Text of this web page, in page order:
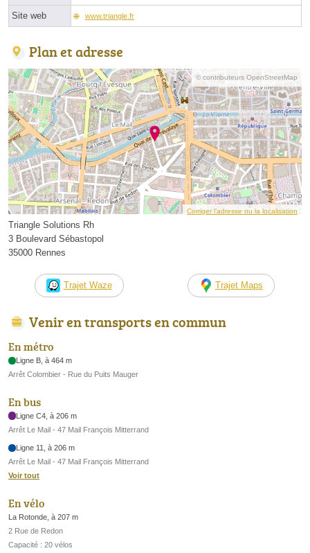
Site web www.triangle.fr
Plan et adresse
© contributeurs OpenStreetMap
Corriger l’adresse ou la localisation
Triangle Solutions Rh
3 Boulevard Sébastopol
35000 Rennes
Trajet Waze Trajet Maps
Venir en transports en commun
En métro
Ligne B, à 464 m
Arrêt Colombier - Rue du Puits Mauger
En bus
Ligne C4, à 206 m
Arrêt Le Mail - 47 Mail François Mitterrand
Ligne 11, à 206 m
Arrêt Le Mail - 47 Mail François Mitterrand
Voir tout
En vélo
La Rotonde, à 207 m
2 Rue de Redon
Capacité : 20 vélos